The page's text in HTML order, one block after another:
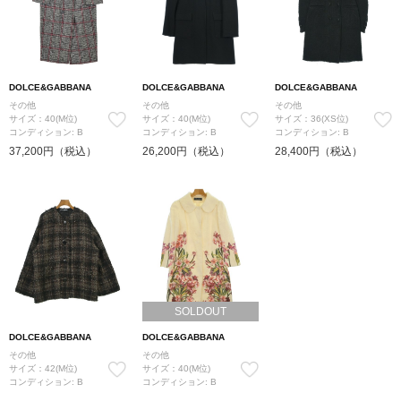
DOLCE&GABBANA
その他
サイズ：40(M位)
コンディション: B
37,200円（税込）
DOLCE&GABBANA
その他
サイズ：40(M位)
コンディション: B
26,200円（税込）
DOLCE&GABBANA
その他
サイズ：36(XS位)
コンディション: B
28,400円（税込）
DOLCE&GABBANA
その他
サイズ：42(M位)
コンディション: B
SOLDOUT
DOLCE&GABBANA
その他
サイズ：40(M位)
コンディション: B